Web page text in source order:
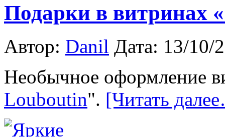
Подарки в витринах
Автор: Danil Дата: 13/10/
Необычное оформление
Louboutin". [Читать